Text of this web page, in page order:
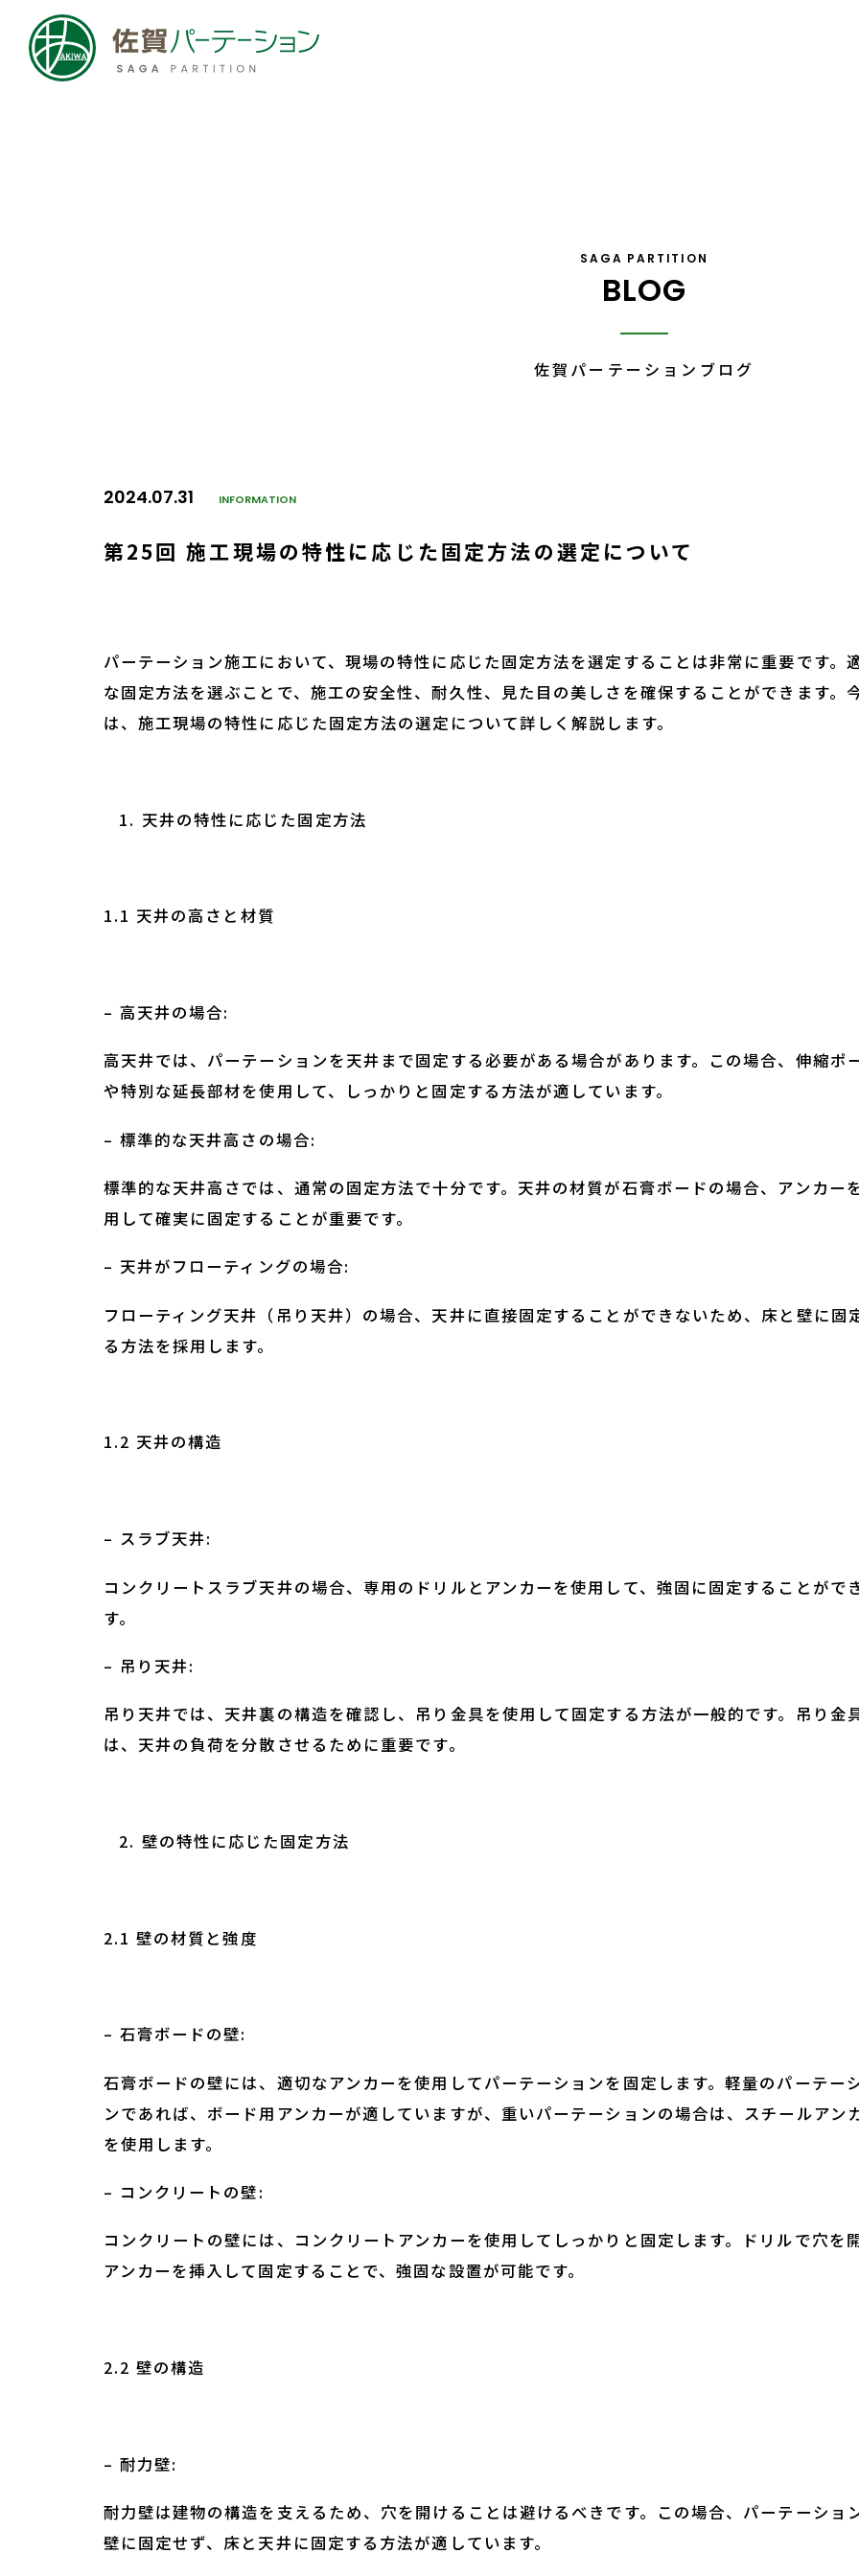
SAGA PARTITION
BLOG
佐賀パーテーション ブログ
2024.07.31 INFORMATION
第25回 施工現場の特性に応じた固定方法の選定について
パーテーション施工において、現場の特性に応じた固定方法を選定することは非常に重要です。
な固定方法を選ぶことで、施工の安全性、耐久性、見た目の美しさを確保することができます。
は、施工現場の特性に応じた固定方法の選定について詳しく解説します。
天井の特性に応じた固定方法
1.1 天井の高さと材質
– 高天井の場合:
高天井では、パーテーションを天井まで固定する必要がある場合があります。この場合、伸縮ポ
や特別な延長部材を使用して、しっかりと固定する方法が適しています。
– 標準的な天井高さの場合:
標準的な天井高さでは、通常の固定方法で十分です。天井の材質が石膏ボードの場合、アンカー
用して確実に固定することが重要です。
– 天井がフローティングの場合:
フローティング天井（吊り天井）の場合、天井に直接固定することができないため、床と壁に固
る方法を採用します。
1.2 天井の構造
– スラブ天井:
コンクリートスラブ天井の場合、専用のドリルとアンカーを使用して、強固に固定することがで
す。
– 吊り天井:
吊り天井では、天井裏の構造を確認し、吊り金具を使用して固定する方法が一般的です。吊り金
は、天井の負荷を分散させるために重要です。
壁の特性に応じた固定方法
2.1 壁の材質と強度
– 石膏ボードの壁:
石膏ボードの壁には、適切なアンカーを使用してパーテーションを固定します。軽量のパーテー
ンであれば、ボード用アンカーが適していますが、重いパーテーションの場合は、スチールアン
を使用します。
– コンクリートの壁:
コンクリートの壁には、コンクリートアンカーを使用してしっかりと固定します。ドリルで穴を開
アンカーを挿入して固定することで、強固な設置が可能です。
2.2 壁の構造
– 耐力壁:
耐力壁は建物の構造を支えるため、穴を開けることは避けるべきです。この場合、パーテーショ
壁に固定せず、床と天井に固定する方法が適しています。